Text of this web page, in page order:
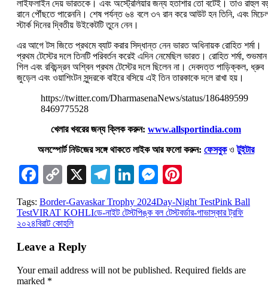
লাইফলাইন দেয় ভারতকে। এবং অস্ট্রেলিয়ার জন্য হতাশার তো বটেই। তাও রাহুল
রানে পৌঁছতে পারেননি। শেষ পর্যন্ত ৬৪ বলে ৩৭ রান করে আউট হন তিনি, এবং
স্টার্ক দিনের দ্বিতীয় উইকেটটি তুনে নেন।
এর আগে টস জিতে প্রথমে ব্যাট করার সিদ্ধান্ত নেন ভারত অধিনায়ক রোহিত শর্মা।
প্রথম টেস্টের দলে তিনটি পরিবর্তন করেই এদিন নেমেছিল ভারত। রোহিত শর্মা, শুভমান
গিল এবং রবিচন্দ্রন অশ্বিন প্রথম টেস্টের দলে ছিলেন না। দেবদত্ত পাড়িক্কল, ধ্রুব
জুড়েল এবং ওয়াশিংটন সুন্দরকে বাইরে বসিয়ে এই তিন তারকাকে দলে রাখা হয়।
https://twitter.com/DharmasenaNews/status/186489599
8469775528
খেলার খবরের জন্য ক্লিক করুন: www.allsportindia.com
অলস্পোর্ট নিউজের সঙ্গে থাকতে লাইক আর ফলো করুন: ফেসবুকওটুইটার
Facebook
Copy
Link
X Telegram
LinkedIn
Messenger
Tags: Border-Gavaskar Trophy 2024Day-Night TestPink Ball
TestVIRAT KOHLIডে-নাইট টেস্টপিঙ্ক বল টেস্টবর্ডার-গাভাস্কার ট্রফি
২০২৪বিরাট কোহলি
Leave a Reply
Your email address will not be published. Required fields are
marked *